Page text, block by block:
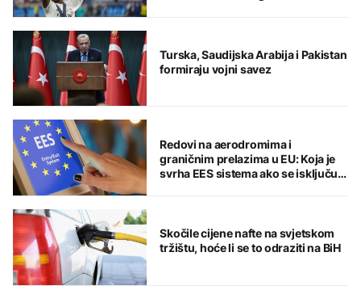
Turska, Saudijska Arabija i Pakistan
formiraju vojni savez
Redovi na aerodromima i
graničnim prelazima u EU: Koja je
svrha EES sistema ako se isključuje
Skočile cijene nafte na svjetskom
tržištu, hoće li se to odraziti na BiH